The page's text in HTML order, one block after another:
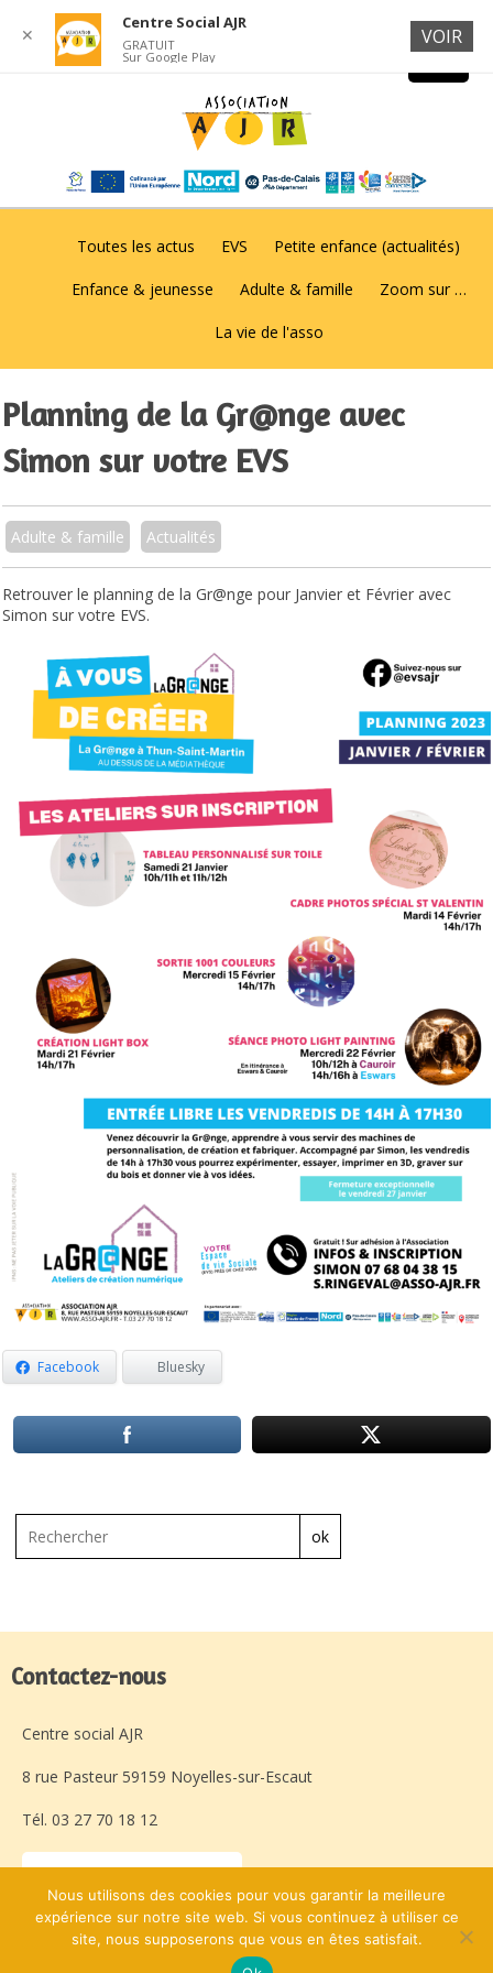
Toutes les actus EVS Petite enfance (actualités)
Enfance & jeunesse Adulte & famille Zoom sur …
La vie de l'asso
Planning de la Gr@nge avec
Simon sur votre EVS
Adulte & famille Actualités
Retrouver le planning de la Gr@nge pour Janvier et Février avec
Simon sur votre EVS.
Facebook Bluesky
ok
Contactez-nous
Centre social AJR
8 rue Pasteur 59159 Noyelles-sur-Escaut
Tél. 03 27 70 18 12
Laissez-nous un message
Nous utilisons des cookies pour vous garantir la meilleure
expérience sur notre site web. Si vous continuez à utiliser ce
site, nous supposerons que vous en êtes satisfait.
✕
Centre Social AJR
GRATUIT
Sur Google Play
VOIR